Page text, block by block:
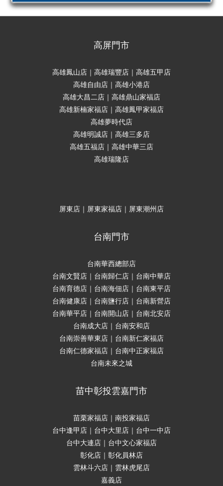
高屏門市
高雄鳳山店｜高雄瑞豐店｜高雄五甲店
高雄自由店｜高雄小港店
高雄大昌二店｜高雄鼎山家福店
高雄新楠家福店｜高雄鳳甲家福店
高雄夢時代店
高雄明誠店｜高雄三多店
高雄五福店｜高雄中華三店
高雄瑞隆店
屏東店｜屏東家福店｜屏東潮州店
台南門市
台南華西總部店
台南文賢店｜台南歸仁店｜台南中華店
台南育德店｜台南海佃店｜台南東平店
台南健康店｜台南鹽行店｜台南新營店
台南華平店｜台南開山店｜台南北安店
台南成大店｜台南安和店
台南崇善華東店｜台南新仁家福店
台南仁德家福店｜台南中正家福店
台南未來之城
苗中彰投雲嘉門市
苗栗家福店｜南投家福店
台中逢甲店｜台中大里店｜台中一中店
台中大連店｜台中文心家福店
彰化店｜彰化員林店
雲林斗六店｜雲林虎尾店
嘉義店